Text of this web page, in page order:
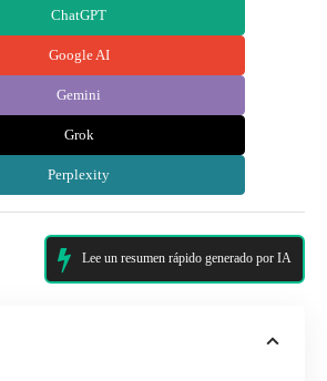
ChatGPT
Google AI
Gemini
Grok
Perplexity
Lee un resumen rápido generado por IA